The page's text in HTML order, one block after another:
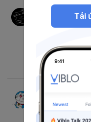
Ngoc N Tran thg 7
SOTA trong
Object detection
Deep Learning
1653
Tải